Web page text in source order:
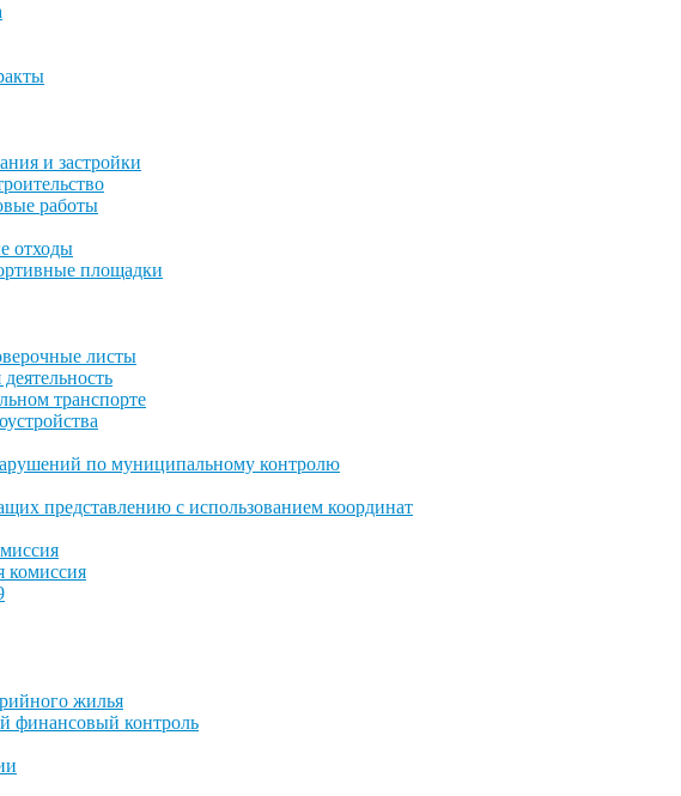
и застройки
работы
отходы
площадки
листы
транспорте
по муниципальному контролю
представлению с использованием координат
комиссия
жилья
финансовый контроль